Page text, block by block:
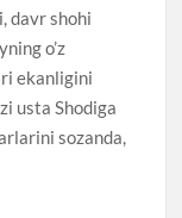
davr shohi
o’z
ekanligini
usta Shodiga
sozanda,